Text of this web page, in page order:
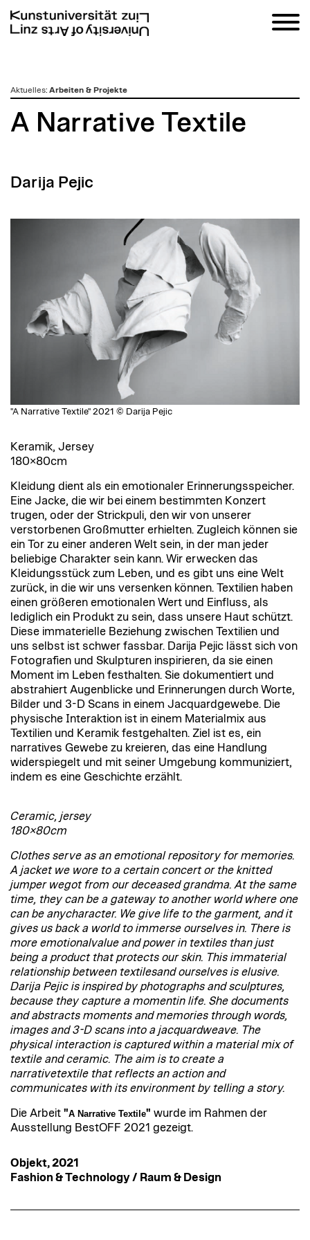
zumAktuelles: Arbeiten & Projekte
A Narrative Textile
Darija Pejic
"A Narrative Textile" 2021 © Darija Pejic
Keramik, Jersey
180×80cm
Kleidung dient als ein emotionaler Erinnerungsspeicher.
Eine Jacke, die wir bei einem bestimmten Konzert
trugen, oder der Strickpuli, den wir von unserer
verstorbenen Großmutter erhielten. Zugleich können sie
ein Tor zu einer anderen Welt sein, in der man jeder
beliebige Charakter sein kann. Wir erwecken das
Kleidungsstück zum Leben, und es gibt uns eine Welt
zurück, in die wir uns versenken können. Textilien haben
einen größeren emotionalen Wert und Einfluss, als
lediglich ein Produkt zu sein, dass unsere Haut schützt.
Diese immaterielle Beziehung zwischen Textilien und
uns selbst ist schwer fassbar. Darija Pejic lässt sich von
Fotografien und Skulpturen inspirieren, da sie einen
Moment im Leben festhalten. Sie dokumentiert und
abstrahiert Augenblicke und Erinnerungen durch Worte,
Bilder und 3-D Scans in einem Jacquardgewebe. Die
physische Interaktion ist in einem Materialmix aus
Textilien und Keramik festgehalten. Ziel ist es, ein
narratives Gewebe zu kreieren, das eine Handlung
widerspiegelt und mit seiner Umgebung kommuniziert,
indem es eine Geschichte erzählt.
Ceramic, jersey
180×80cm
Clothes serve as an emotional repository for memories.
A jacket we wore to a certain concert or the knitted
jumper wegot from our deceased grandma. At the same
time, they can be a gateway to another world where one
can be anycharacter. We give life to the garment, and it
gives us back a world to immerse ourselves in. There is
more emotionalvalue and power in textiles than just
being a product that protects our skin. This immaterial
relationship between textilesand ourselves is elusive.
Darija Pejic is inspired by photographs and sculptures,
because they capture a momentin life. She documents
and abstracts moments and memories through words,
images and 3-D scans into a jacquardweave. The
physical interaction is captured within a material mix of
textile and ceramic. The aim is to create a
narrativetextile that reflects an action and
communicates with its environment by telling a story.
Die Arbeit "A Narrative Textile" wurde im Rahmen der
Ausstellung BestOFF 2021 gezeigt.
Objekt, 2021
Fashion & Technology / Raum & Design